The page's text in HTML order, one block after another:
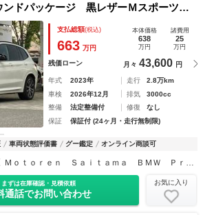
ドパッケージ 黒レザーＭスポーツシ
・サラウンドサウンドシステム 赤キ
レーキ
支払総額(税込)
663 万円
本体価格
638
万円
諸費用
25
万円
残価ローン 月々 43,600 円
年式 2023年 走行
2.8万km
車検
2026年12月 排気
3000cc
整備
法定整備付 修復
なし
保証
保証付 (24ヶ月・走行無制限)
車両状態評価書 グー鑑定 オンライン商談可
Ｍｏｔｏｒｅｎ Ｓａｉｔａｍａ ＢＭＷ Ｐｒｅｍｉｕｍ Ｓｅｌｅｃｔｉｏｎ 浦和美園
まずは在庫確認・見積依頼
通話でお問い合わせ
お気に入り